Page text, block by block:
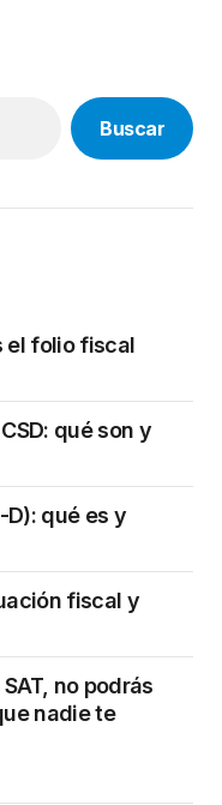
Buscar
el folio fiscal
qué son y
qué es y
fiscal y
no podrás
nadie te